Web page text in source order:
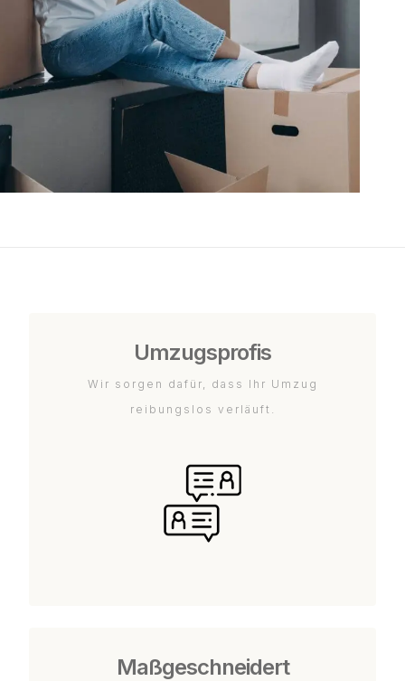
Umzugsprofis
Wir sorgen dafür, dass Ihr Umzug
reibungslos verläuft.
Maßgeschneidert